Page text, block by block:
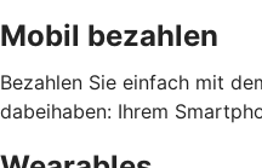
Mobil bezahlen
Bezahlen Sie einfach mit
dabeihaben: Ihrem